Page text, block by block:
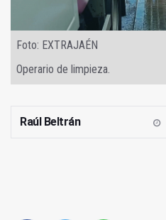
Foto: EXTRAJAÉN
Operario de limpieza.
Raúl Beltrán